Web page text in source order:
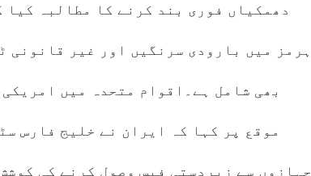
دھمکیاں فوری بند کرنے کا مطالبہ
ہرمز میں بارودی سرنگیں اور غیر قانونی
بھی شامل ہے۔اقوام متحدہ میں
موقع پر کہا کہ ایران نے خلیج فارس
جہازوں سے زبردستی فیس وصول کرنے کی